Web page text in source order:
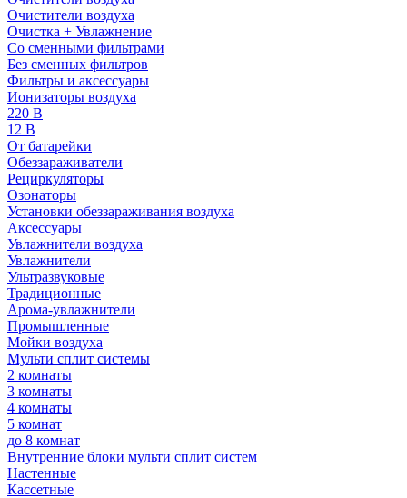
Очистители воздуха
Очистка + Увлажнение
Cо сменными фильтрами
Без сменных фильтров
Фильтры и аксессуары
Ионизаторы воздуха
220 В
12 В
От батарейки
Обеззараживатели
Рециркуляторы
Озонаторы
Установки обеззараживания воздуха
Аксессуары
Увлажнители воздуха
Увлажнители
Ультразвуковые
Традиционные
Арома-увлажнители
Промышленные
Мойки воздуха
Мульти сплит системы
2 комнаты
3 комнаты
4 комнаты
5 комнат
до 8 комнат
Внутренние блоки мульти сплит систем
Настенные
Кассетные